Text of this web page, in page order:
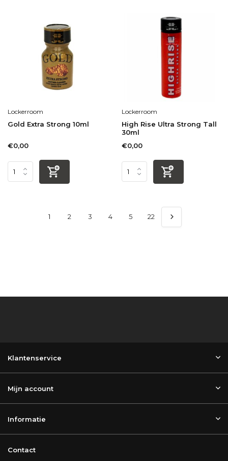
Lockerroom
Gold Extra Strong 10ml
€0,00
Lockerroom
High Rise Ultra Strong Tall
30ml
€0,00
1 2 3 4 5 22
Klantenservice
Mijn account
Informatie
Contact